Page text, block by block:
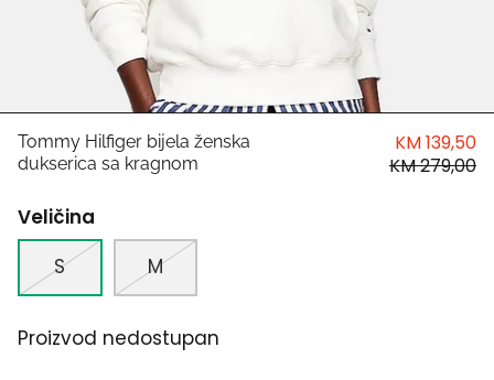
Antony Morato
LIU JO
Harvard
Tommy Hilfiger bijela ženska
dukserica sa kragnom
KM 139,50
KM 279,00
Veličina
S
M
Proizvod nedostupan